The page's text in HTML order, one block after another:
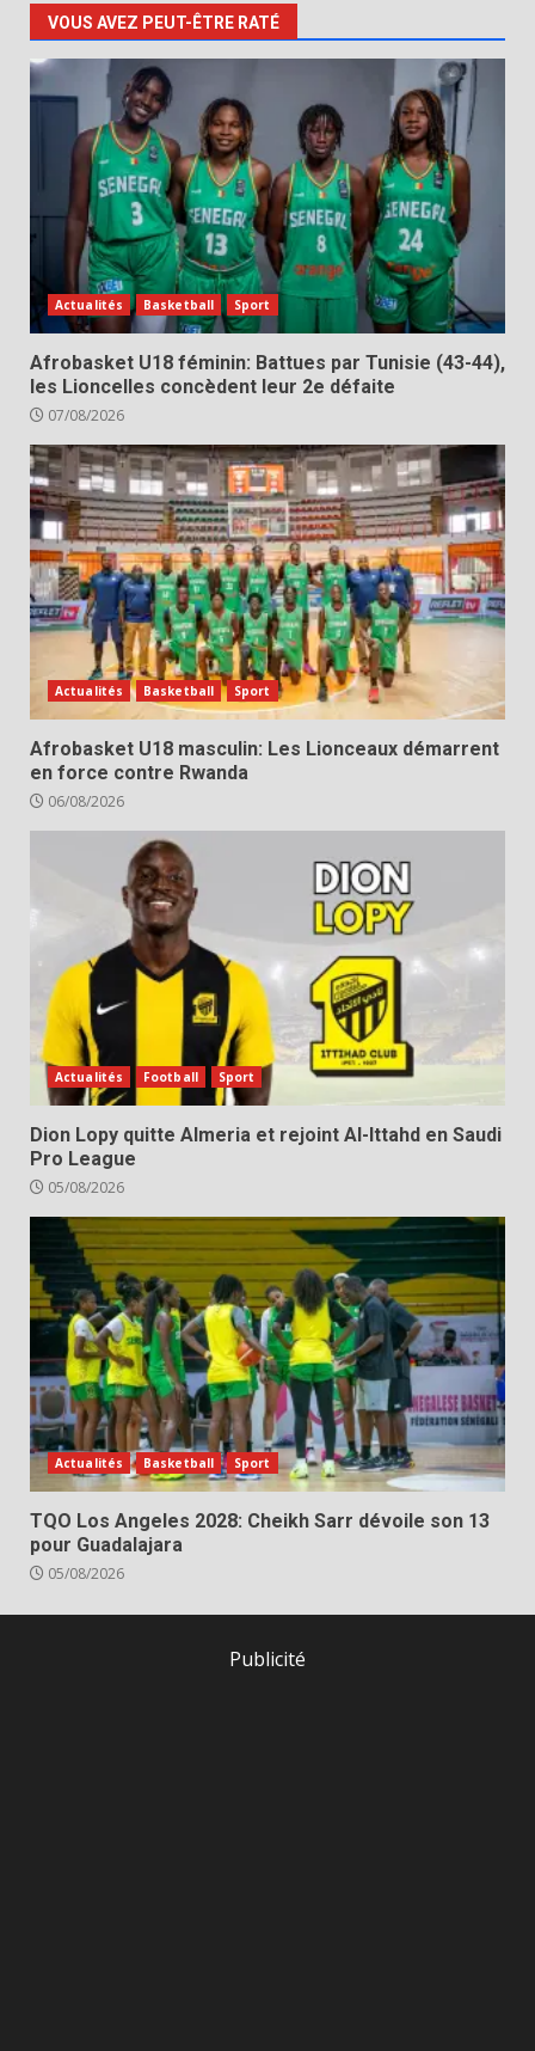
VOUS AVEZ PEUT-ÊTRE RATÉ
Actualités Basketball Sport
Afrobasket U18 féminin: Battues par Tunisie (43-44),
les Lioncelles concèdent leur 2e défaite
07/08/2026
Actualités Basketball Sport
Afrobasket U18 masculin: Les Lionceaux démarrent
en force contre Rwanda
06/08/2026
Actualités Football Sport
Dion Lopy quitte Almeria et rejoint Al-Ittahd en Saudi
Pro League
05/08/2026
Actualités Basketball Sport
TQO Los Angeles 2028: Cheikh Sarr dévoile son 13
pour Guadalajara
05/08/2026
Publicité